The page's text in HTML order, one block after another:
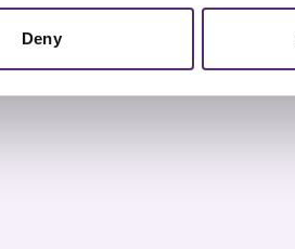
Deny